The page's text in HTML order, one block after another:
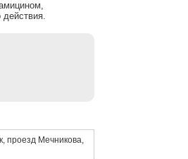
действия.
проезд Мечникова,